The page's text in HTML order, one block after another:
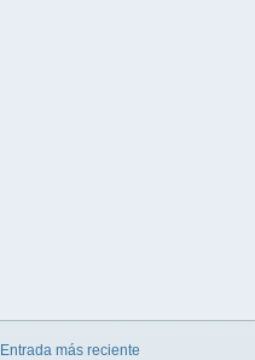
Entrada más reciente